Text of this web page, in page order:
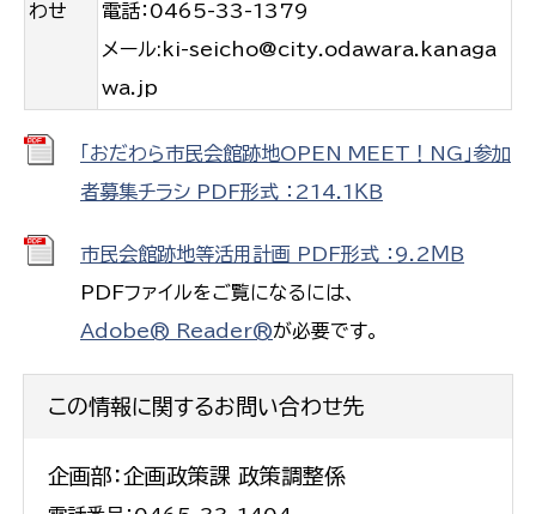
わせ
電話：0465-33-1379
メール:ki-seicho@city.odawara.kanaga
wa.jp
「おだわら市民会館跡地OPEN MEET！NG」参加
者募集チラシ PDF形式 ：214.1ＫＢ
市民会館跡地等活用計画 PDF形式 ：9.2ＭＢ
PDFファイルをご覧になるには、
Adobe® Reader®が必要です。
この情報に関するお問い合わせ先
企画部：企画政策課 政策調整係